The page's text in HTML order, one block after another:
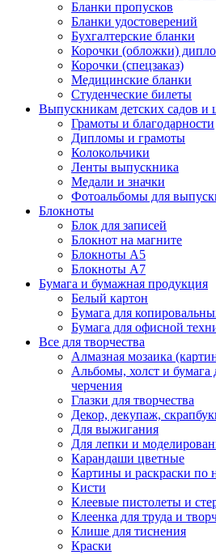
Бланки пропусков
Бланки удостоверений
Бухгалтерские бланки
Корочки (обложки)
Корочки (спецзаказ)
Медицинские бланки
Студенческие билеты
Выпускникам детских садов и
Грамоты и благодарности
Дипломы и грамоты
Колокольчики
Ленты выпускника
Медали и значки
Фотоальбомы для
Блокноты
Блок для записей
Блокнот на магните
Блокноты А5
Блокноты А7
Бумага и бумажная продукция
Белый картон
Бумага для
Бумага для офисной
Все для творчества
Алмазная мозаика
Альбомы, холст и бумага
черчения
Глазки для творчества
Декор, декупаж,
Для выжигания
Для лепки и
Карандаши цветные
Картины и раскраски по
Кисти
Клеевые пистолеты и
Клеенка для труда и
Клише для тиснения
Краски